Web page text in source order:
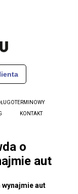
KONTAKT
o
aut
aut